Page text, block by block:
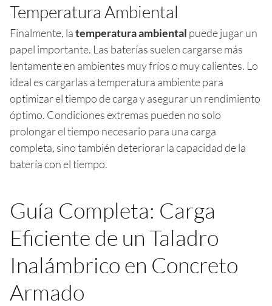
Temperatura Ambiental
Finalmente, latemperatura ambiental puede jugar un
papel importante. Las baterías suelen cargarse más
lentamente en ambientes muy fríos o muy calientes. Lo
ideal es cargarlas a temperatura ambiente para
optimizar el tiempo de carga y asegurar un rendimiento
óptimo. Condiciones extremas pueden no solo
prolongar el tiempo necesario para una carga
completa, sino también deteriorar la capacidad de la
batería con el tiempo.
Guía Completa: Carga
Eficiente de un Taladro
Inalámbrico en Concreto
Armado